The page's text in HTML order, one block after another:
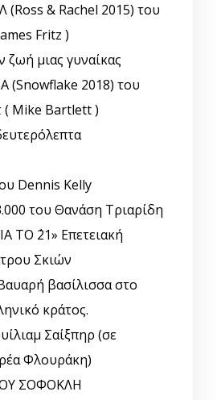
(Ross & Rachel 2015) του
Fritz )
ζωή μιας γυναίκας
(Snowflake 2018) του
( Mike Bartlett )
Dennis Kelly
του Θανάση Τριαρίδη
ΤΟ ΄21» Επετειακή
Σκιών
βασίλισσα στο
κράτος.
Σαίξπηρ (σε
Φλουράκη)
ΣΟΦΟΚΛΗ